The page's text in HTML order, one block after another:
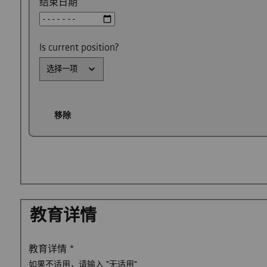
结束日期
Is current position?
移除
教育详情
教育详情 *
如果不适用，请输入 "无适用"